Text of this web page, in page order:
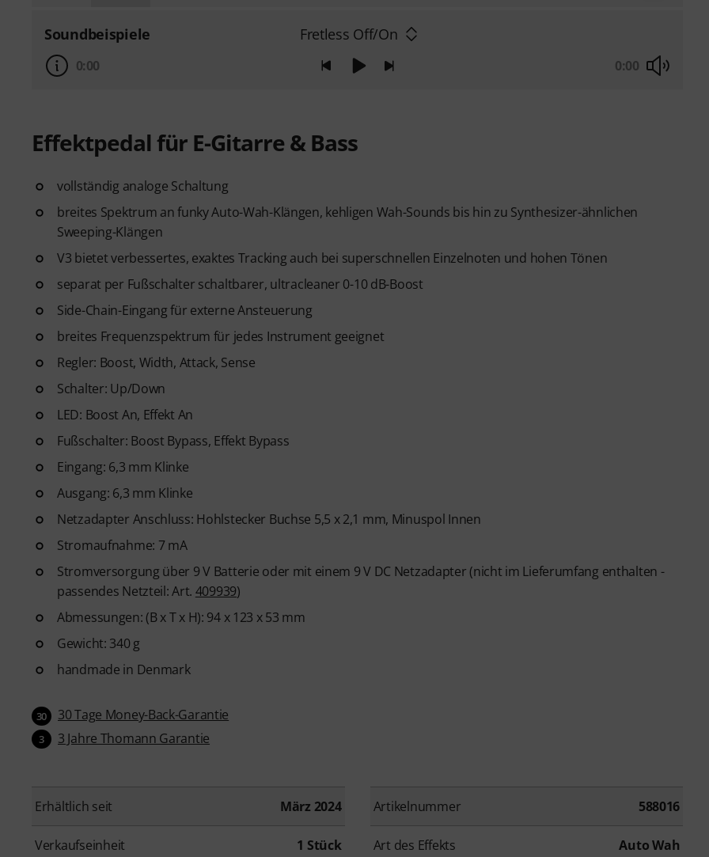
Soundbeispiele Fretless Off/On
0:00 0:00
Effektpedal für E-Gitarre & Bass
vollständig analoge Schaltung
breites Spektrum an funky Auto-Wah-Klängen, kehligen Wah-Sounds bis hin zu Synthesizer-ähnlichen
Sweeping-Klängen
V3 bietet verbessertes, exaktes Tracking auch bei superschnellen Einzelnoten und hohen Tönen
separat per Fußschalter schaltbarer, ultracleaner 0-10 dB-Boost
Side-Chain-Eingang für externe Ansteuerung
breites Frequenzspektrum für jedes Instrument geeignet
Regler: Boost, Width, Attack, Sense
Schalter: Up/Down
LED: Boost An, Effekt An
Fußschalter: Boost Bypass, Effekt Bypass
Eingang: 6,3 mm Klinke
Ausgang: 6,3 mm Klinke
Netzadapter Anschluss: Hohlstecker Buchse 5,5 x 2,1 mm, Minuspol Innen
Stromaufnahme: 7 mA
Stromversorgung über 9 V Batterie oder mit einem 9 V DC Netzadapter (nicht im Lieferumfang enthalten -
passendes Netzteil: Art. 409939)
Abmessungen: (B x T x H): 94 x 123 x 53 mm
Gewicht: 340 g
handmade in Denmark
30 30 Tage Money-Back-Garantie
3 3 Jahre Thomann Garantie
Erhältlich seit März 2024 Artikelnummer 588016
Verkaufseinheit 1 Stück Art des Effekts Auto Wah